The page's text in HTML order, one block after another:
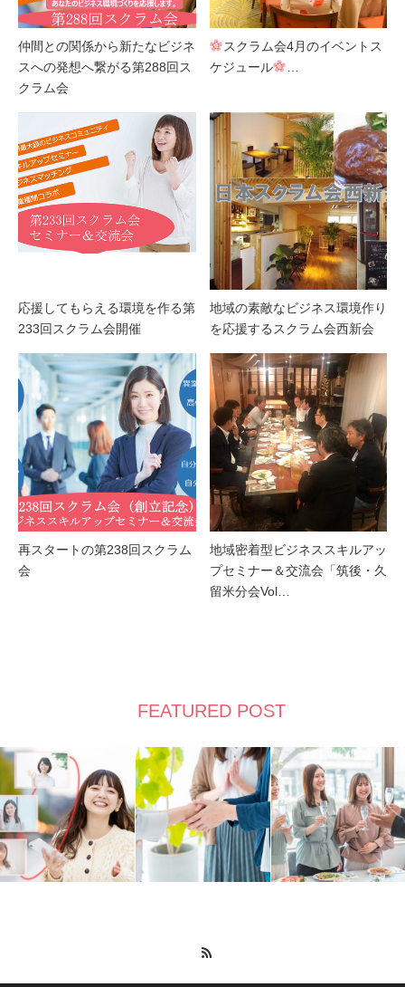
仲間との関係から新たなビジネ
スへの発想へ繋がる第288回ス
クラム会
スクラム会4月のイベントス
ケジュール
応援してもらえる環境を作る第
233回スクラム会開催
地域の素敵なビジネス環境作り
を応援するスクラム会西新会
再スタートの第238回スクラム
会
地域密着型ビジネススキルアッ
プセミナー＆交流会「筑後・久
留米分会Vol…
FEATURED POST